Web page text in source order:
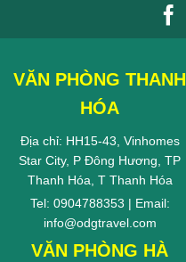
VĂN PHÒNG THANH
HÓA
Địa chỉ: HH15-43, Vinhomes
Star City, P Đông Hương, TP
Thanh Hóa, T Thanh Hóa
Tel: 0904788353 | Email:
info@odgtravel.com
VĂN PHÒNG HÀ